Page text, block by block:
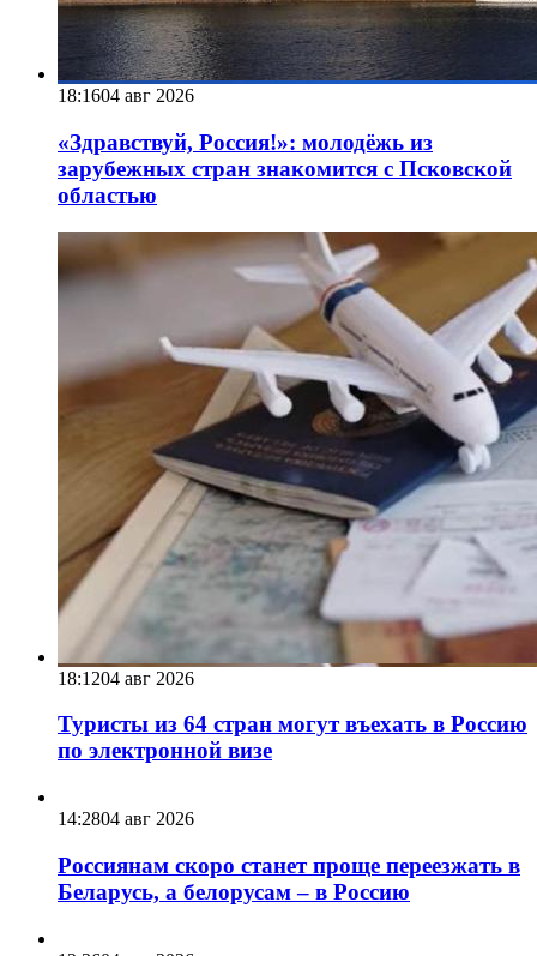
18:1604 авг 2026
«Здравствуй, Россия!»: молодёжь из
зарубежных стран знакомится с Псковской
областью
18:1204 авг 2026
Туристы из 64 стран могут въехать в Россию
по электронной визе
14:2804 авг 2026
Россиянам скоро станет проще переезжать в
Беларусь, а белорусам – в Россию